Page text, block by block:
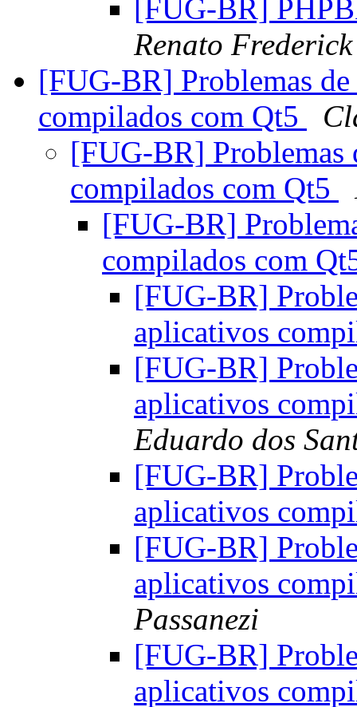
[FUG-BR]
Renato Frederick
[FUG-BR] Problemas
compilados com Qt5
[FUG-BR] Problemas
compilados com Qt5
[FUG-BR]
compilados com
[FUG-BR]
aplicativos
[FUG-BR]
aplicativos
Eduardo dos
[FUG-BR]
aplicativos
[FUG-BR]
aplicativos
Passanezi
[FUG-BR]
aplicativos